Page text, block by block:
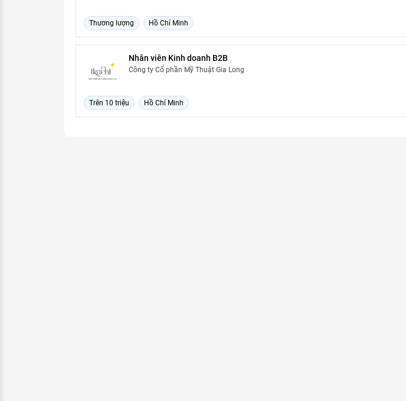
Thương lượng Hồ Chí Minh
Nhân viên Kinh doanh B2B
Công ty Cổ phần Mỹ Thuật Gia Long
Trên 10 triệu Hồ Chí Minh